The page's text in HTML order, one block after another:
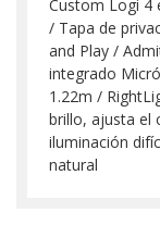
Custom Logi 4
/ Tapa de
and Play /
integrado
1.22m /
brillo, ajusta el
iluminación
natural